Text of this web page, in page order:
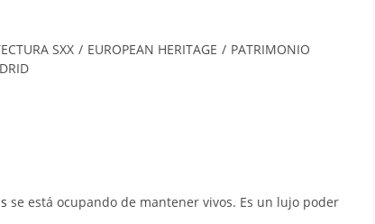
SXX / EUROPEAN HERITAGE / PATRIMONIO
se está ocupando de mantener vivos. Es un lujo poder